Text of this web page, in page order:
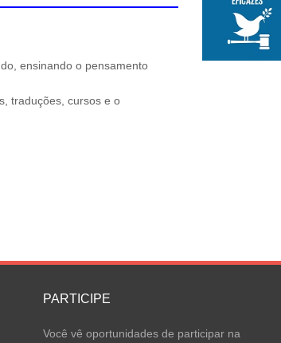
ensinando o pensamento
traduções, cursos e o
PARTICIPE
Você vê oportunidades de participar na